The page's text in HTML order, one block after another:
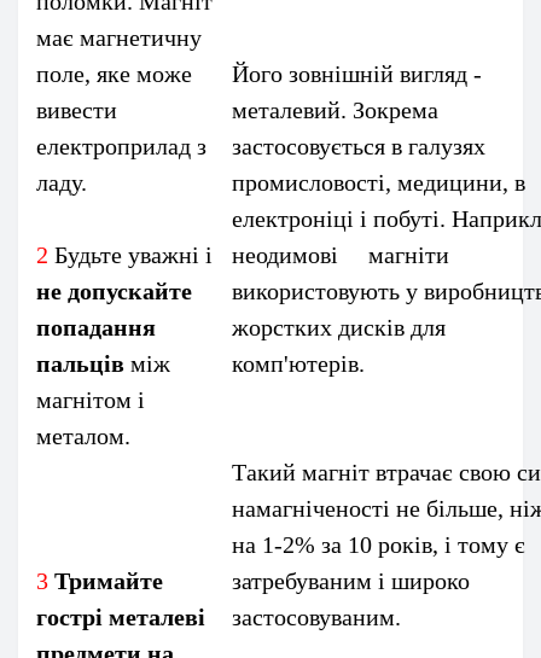
має магнетичну
поле, яке може
вивести
електроприлад з
ладу.
2 Будьте уважні і
не допускайте
попадання
пальців між
магнітом і
металом.
3 Тримайте
гострі металеві
Його зовнішній вигляд -
металевий. Зокрема
застосовується в галузях
промисловості, медицини, в
електроніці і побуті.
неодимові магніти
використовують у
жорстких дисків для
Такий магніт втрачає свою
намагніченості не більше,
на 1-2% за 10 років, і тому є
затребуваним і широко
застосовуваним.